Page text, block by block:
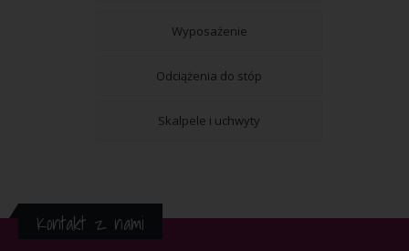
Wyposażenie
Odciążenia do stóp
Skalpele i uchwyty
Kontakt z nami